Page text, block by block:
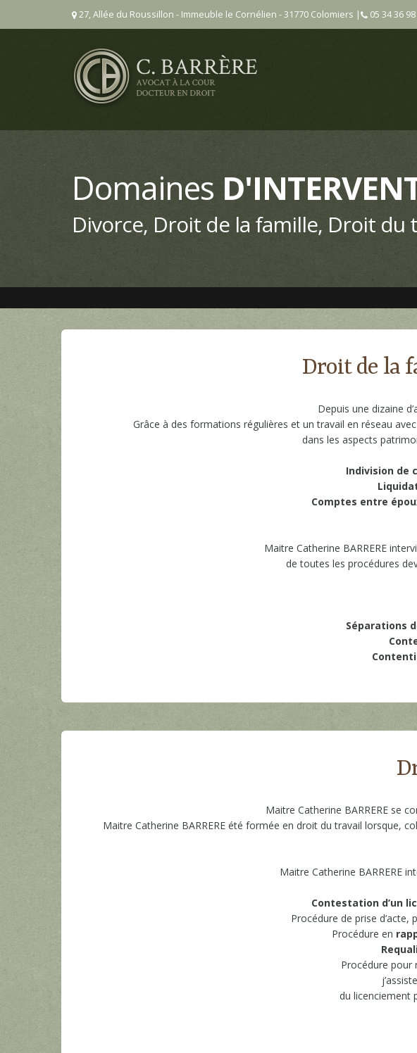
27, Allée du Roussillon - Immeuble le Cornélien - 31770 Colomiers | 05 34 36
Domaines
Divorce, Droit de la famille, Droit du
Droit de la
Depuis une dizaine
Grâce à des formations régulières et un travail en réseau
dans les aspects
Indivision de
Comptes entre
Maitre Catherine BARRERE
de toutes les procédures
Séparations
Maitre Catherine BARRERE se
Maitre Catherine BARRERE été formée en droit du travail lorsque,
Maitre Catherine BARRERE
Contestation d’un
Procédure de prise
Procédure en
Procédure pour
du licenciement